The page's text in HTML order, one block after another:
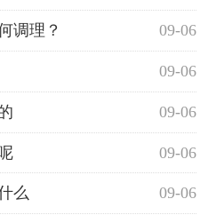
09-06
调理？
09-06
09-06
09-06
09-06
么